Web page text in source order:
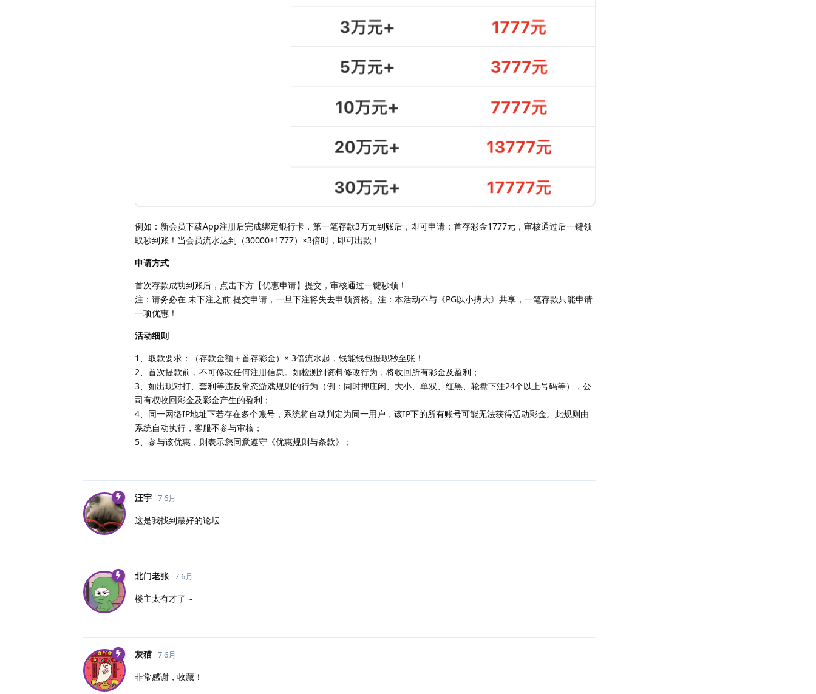
例如：新会员下载App注册后完成绑定银行卡，第一笔存款3万元到账后，即可申请：首存彩金1777元，审核通过后一键领
取秒到账！当会员流水达到（30000+1777）×3倍时，即可出款！
申请方式
首次存款成功到账后，点击下方【优惠申请】提交，审核通过一键秒领！
注：请务必在 未下注之前 提交申请，一旦下注将失去申领资格。注：本活动不与《PG以小搏大》共享，一笔存款只能申请
一项优惠！
活动细则
1、取款要求：（存款金额＋首存彩金）× 3倍流水起，钱能钱包提现秒至账！
2、首次提款前，不可修改任何注册信息。如检测到资料修改行为，将收回所有彩金及盈利；
3、如出现对打、套利等违反常态游戏规则的行为（例：同时押庄闲、大小、单双、红黑、轮盘下注24个以上号码等），公
司有权收回彩金及彩金产生的盈利；
4、同一网络IP地址下若存在多个账号，系统将自动判定为同一用户，该IP下的所有账号可能无法获得活动彩金。此规则由
系统自动执行，客服不参与审核；
5、参与该优惠，则表示您同意遵守《优惠规则与条款》；
汪宇 7 6月
这是我找到最好的论坛
北门老张 7 6月
楼主太有才了～
灰猫 7 6月
非常感谢，收藏！